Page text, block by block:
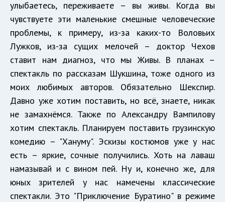
улыбаетесь, переживаете – вы живы. Когда вы
чувствуете эти маленькие смешные человеческие
проблемы, к примеру, из-за каких-то Воловьих
Лужков, из-за сущих мелочей – доктор Чехов
ставит нам диагноз, что мы Живы. В планах –
спектакль по рассказам Шукшина, тоже одного из
моих любимых авторов. Обязательно Шекспир.
Давно уже хотим поставить, но всё, знаете, никак
не замахнёмся. Также по Александру Вампилову
хотим спектакль. Планируем поставить грузинскую
комедию – "Хануму". Эскизы костюмов уже у нас
есть – яркие, сочные получились. Хоть на лаваш
намазывай и с вином пей. Ну и, конечно же, для
юных зрителей у нас намечены классические
спектакли. Это "Приключение Буратино" в режиме